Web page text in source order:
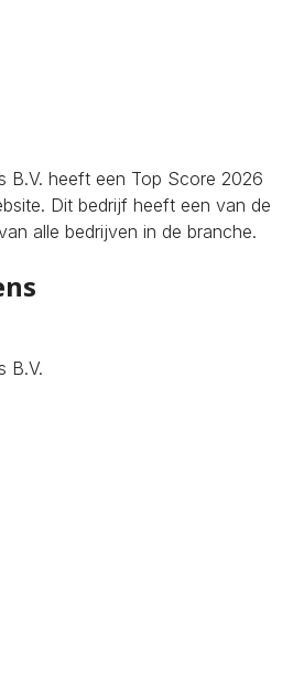
B.V. heeft een Top Score 2026
Dit bedrijf heeft een van de
alle bedrijven in de branche.
B.V.